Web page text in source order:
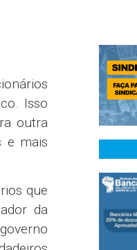
Isso
outra
e mais
que
da